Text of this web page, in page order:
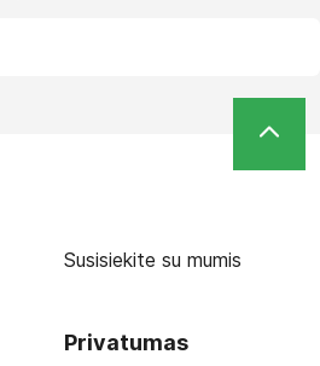
Susisiekite su mumis
Privatumas